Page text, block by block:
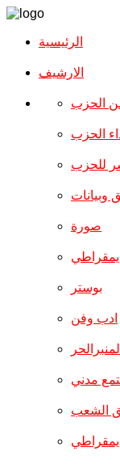
الرئيسية
الارشیف
الحزب
الحزب
للحزب
وبيانات
صورة
بوستر
ادب وفن
المنبرالحر
مدني
الشعب